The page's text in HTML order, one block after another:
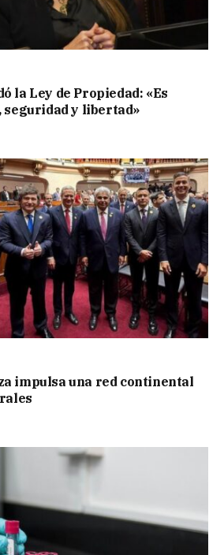
la Ley de Propiedad: «Es
seguridad y libertad»
impulsa una red continental